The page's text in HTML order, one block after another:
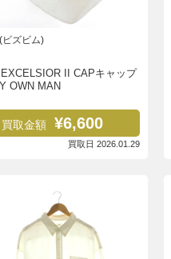
ズビム)
II CAPキャップ
OWN MAN
買取金額 ¥6,600
買取日 2026.01.29